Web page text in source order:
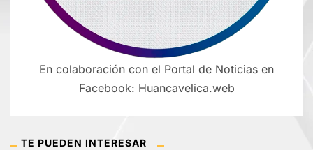
En colaboración con el Portal de Noticias en
Facebook: Huancavelica.web
TE PUEDEN INTERESAR